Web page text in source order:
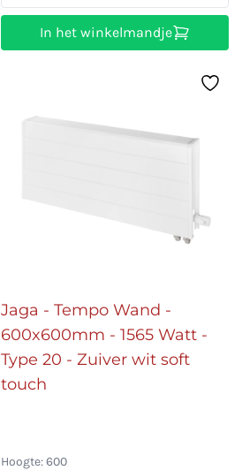
In het winkelmandje
Jaga - Tempo Wand -
600x600mm - 1565 Watt -
Type 20 - Zuiver wit soft
touch
Hoogte: 600